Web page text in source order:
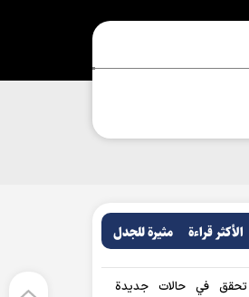
الأکثر قراءة مثيرة للجدل
OpenAI تحقق في حالات جديدة